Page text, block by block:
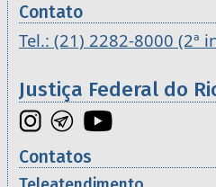
Contato
Tel.: (21) 2282-8000 (2ª
Justiça Federal do
Contatos